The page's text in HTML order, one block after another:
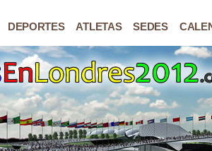
DEPORTES ATLETAS SEDES